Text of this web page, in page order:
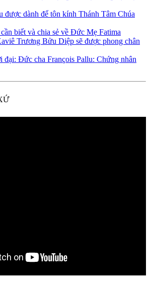
được dành để tôn kính Thánh Tâm Chúa
biết và chia sẻ về Đức Mẹ Fatima
Trương Bửu Diệp sẽ được phong chân
đại: Đức cha François Pallu: Chứng nhân